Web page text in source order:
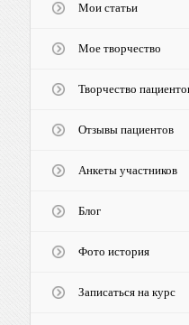
Мои статьи
Мое творчество
Творчество
Отзывы пациентов
Анкеты участников
Блог
Фото история
Записаться на курс